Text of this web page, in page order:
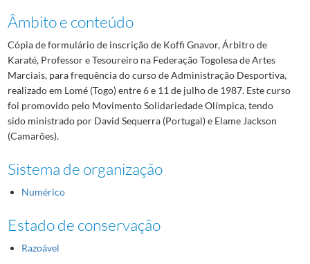
Âmbito e conteúdo
Cópia de formulário de inscrição de Koffi Gnavor, Árbitro de
Karaté, Professor e Tesoureiro na Federação Togolesa de Artes
Marciais, para frequência do curso de Administração Desportiva,
realizado em Lomé (Togo) entre 6 e 11 de julho de 1987. Este curso
foi promovido pelo Movimento Solidariedade Olímpica, tendo
sido ministrado por David Sequerra (Portugal) e Elame Jackson
(Camarões).
Sistema de organização
Numérico
Estado de conservação
Razoável